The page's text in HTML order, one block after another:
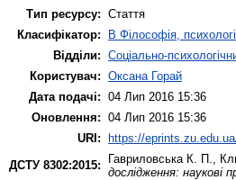
Тип ресурсу: Стаття
Класифікатор:
B Філософія,
Відділи: Соціально-
Користувач: Оксана Горай
Дата подачі: 04 Лип 2016 15:36
Оновлення: 04 Лип 2016 15:36
URI: https://
ДСТУ 8302:2015:
Гавриловська К. П.
дослідження: наукові